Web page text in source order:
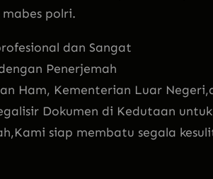
polri.
dan Sangat
Penerjemah
Ham, Kementerian Luar
Dokumen di Kedutaan untuk
siap membatu segala